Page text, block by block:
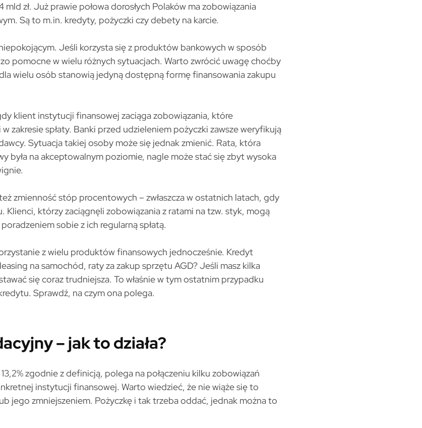
mld zł. Już prawie połowa dorosłych Polaków ma zobowiązania
Są to m.in. kredyty, pożyczki czy debety na karcie.
Jeśli korzysta się z produktów bankowych w sposób
pomocne w wielu różnych sytuacjach. Warto zwrócić uwagę choćby
wielu osób stanowią jedyną dostępną formę finansowania zakupu
klient instytucji finansowej zaciąga zobowiązania, które
zakresie spłaty. Banki przed udzieleniem pożyczki zawsze weryfikują
Sytuacja takiej osoby może się jednak zmienić. Rata, która
była na akceptowalnym poziomie, nagle może stać się zbyt wysoka
zmienność stóp procentowych – zwłaszcza w ostatnich latach, gdy
Klienci, którzy zaciągnęli zobowiązania z ratami na tzw. styk, mogą
sobie z ich regularną spłatą.
z wielu produktów finansowych jednocześnie. Kredyt
na samochód, raty za zakup sprzętu AGD? Jeśli masz kilka
się coraz trudniejsza. To właśnie w tym ostatnim przypadku
Sprawdź, na czym ona polega.
– jak to działa?
zgodnie z definicją, polega na połączeniu kilku zobowiązań
instytucji finansowej. Warto wiedzieć, że nie wiąże się to
jego zmniejszeniem. Pożyczkę i tak trzeba oddać, jednak można to